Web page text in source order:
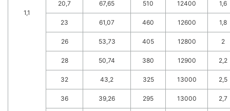
1,1
20,7 67,65 510 12400 1,6
23 61,07 460 12600 1,8
26 53,73 405 12800 2
28 50,74 380 12900 2,2
32 43,2 325 13000 2,5
36 39,26 295 13000 2,7